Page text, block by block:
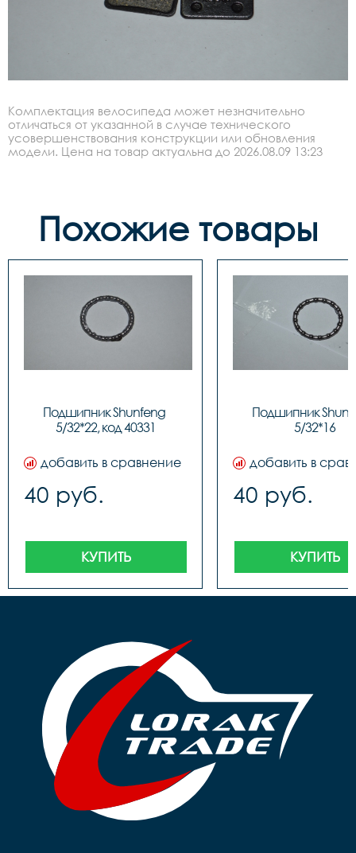
Комплектация велосипеда может незначительно
отличаться от указанной в случае технического
усовершенствования конструкции или обновления
модели. Цена на товар актуальна до 2026.08.09 13:23
Похожие товары
Подшипник Shunfeng
5/32*22, код 40331
добавить в сравнение
40 руб.
КУПИТЬ
Подшипник
5/32*16
добавить в
40 руб.
КУПИТЬ